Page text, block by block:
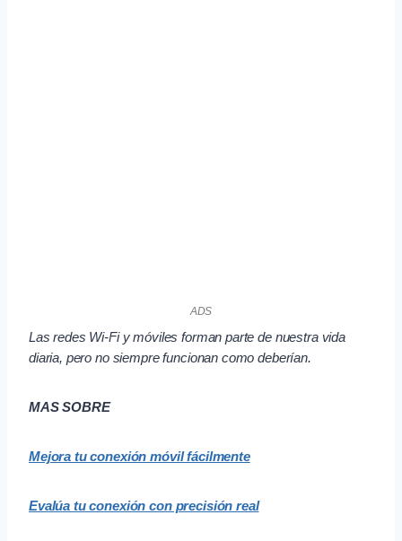
ADS
Las redes Wi-Fi y móviles forman parte de nuestra vida
diaria, pero no siempre funcionan como deberían.
MAS SOBRE
Mejora tu conexión móvil fácilmente
Evalúa tu conexión con precisión real